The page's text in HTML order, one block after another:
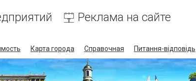
Реклама на сайте
Карта города Справочная Питання-відповідь